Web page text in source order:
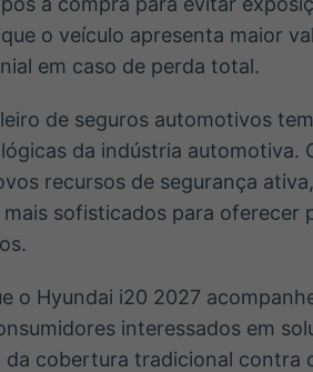
o veículo apresenta maior
em caso de perda total.
de seguros automotivos
da indústria automotiva.
recursos de segurança
mais sofisticados para
o Hyundai i20 2027
interessados em
da cobertura tradicional contra